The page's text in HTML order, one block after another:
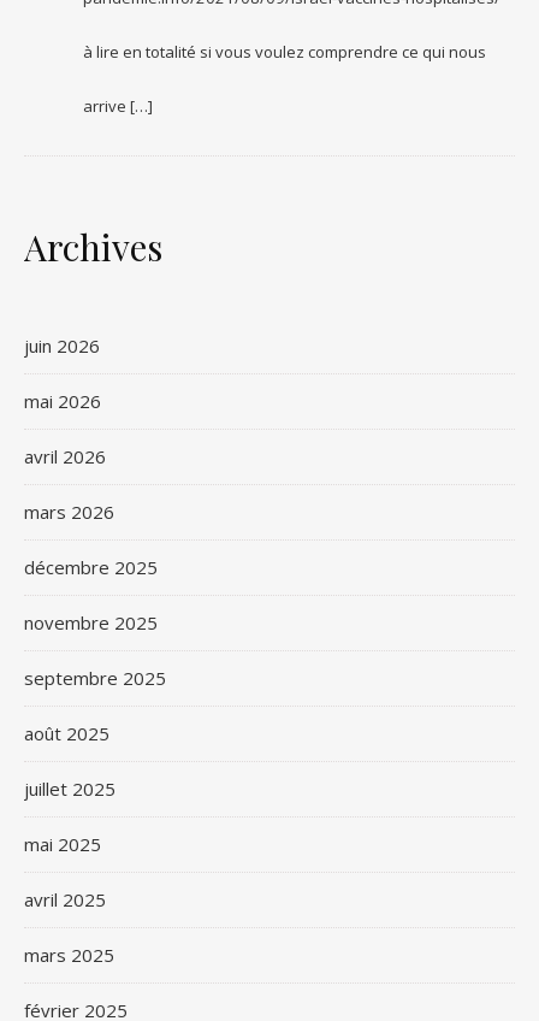
à lire en totalité si vous voulez comprendre ce qui nous
arrive […]
Archives
juin 2026
mai 2026
avril 2026
mars 2026
décembre 2025
novembre 2025
septembre 2025
août 2025
juillet 2025
mai 2025
avril 2025
mars 2025
février 2025